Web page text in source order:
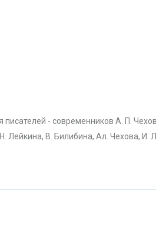
- современников А. П.
Лейкина, В. Билибина, Ал. Чехова, И.